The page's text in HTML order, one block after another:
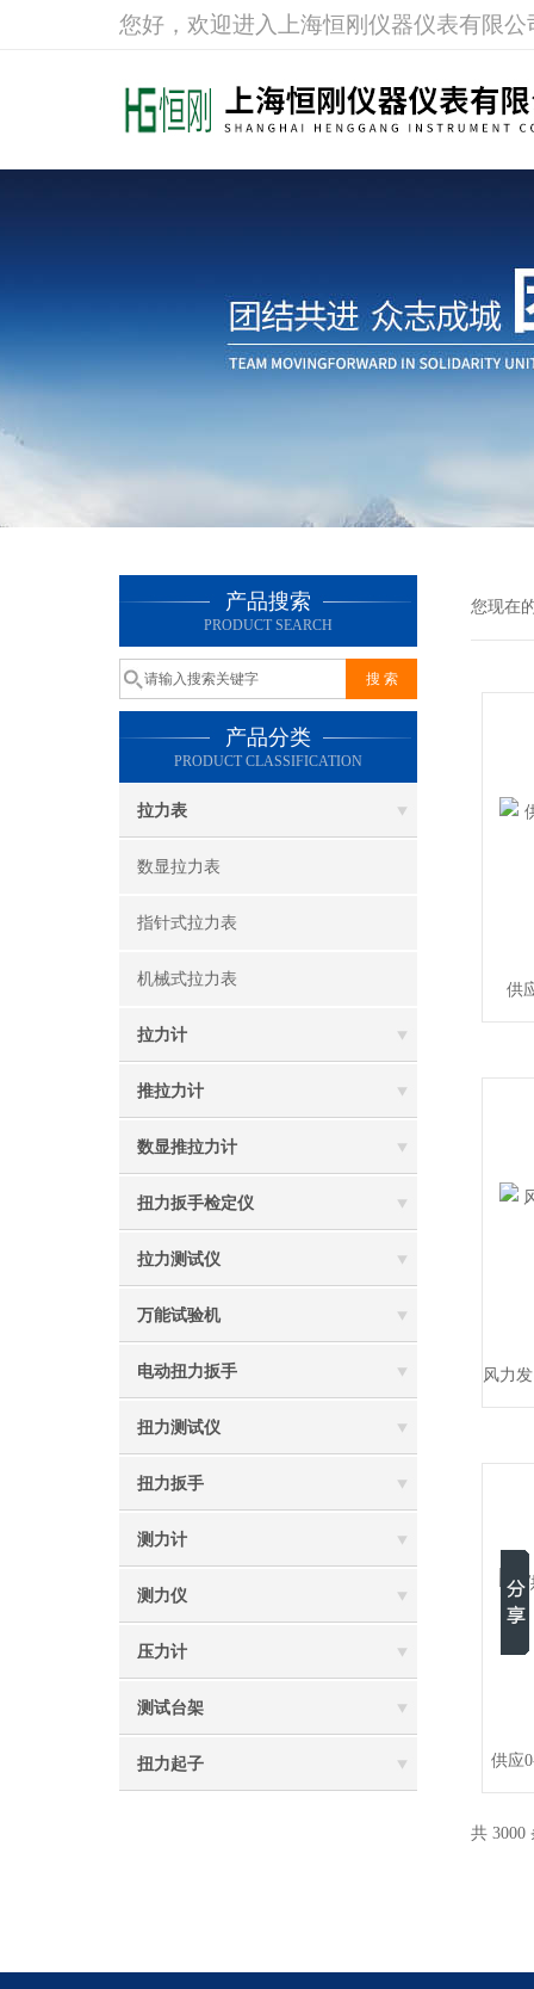
您好，欢迎进入上海恒刚仪器仪表有限公
产品搜索
PRODUCT SEARCH
产品分类
PRODUCT CLASSIFICATION
拉力表
数显拉力表
指针式拉力表
机械式拉力表
拉力计
推拉力计
数显推拉力计
扭力扳手检定仪
拉力测试仪
万能试验机
电动扭力扳手
扭力测试仪
扭力扳手
测力计
测力仪
压力计
测试台架
扭力起子
您现在
供
供应
共 3000